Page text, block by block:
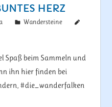
HERZ
Wandersteine
Spaß beim Sammeln und
ihn hier finden bei
#die_wanderfalken